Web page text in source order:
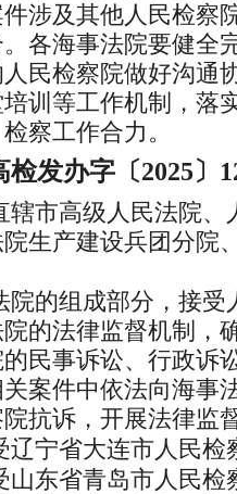
涉及其他人民检察
各海事法院要健全
民检察院做好沟通
训等工作机制，落
察工作合力。
检发办字〔2025〕
辖市高级人民法院、
生产建设兵团分院
院的组成部分，接受
的法律监督机制，
民事诉讼、行政诉
案件中依法向海事
抗诉，开展法律监
辽宁省大连市人民检
山东省青岛市人民检